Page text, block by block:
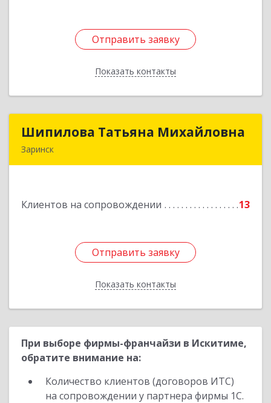
Отправить заявку
Показать контакты
Отправить заявку
Назад
Шипилова Татьяна Михайловна
Заринск
Клиентов на сопровождении 13
Отправить заявку
Показать контакты
Шипилова Татьяна Михайловна
Отправить заявку
Назад
При выборе фирмы-франчайзи в Искитиме,
обратите внимание на:
Количество клиентов (договоров ИТС)
на сопровождении у партнера фирмы 1С.